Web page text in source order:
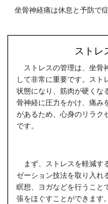
坐骨神経痛は休息と予防で
ストレ
ストレスの管理は、坐骨
して非常に重要です。スト
状態になり、筋肉が硬くな
骨神経に圧力をかけ、痛み
があるため、心身のリラク
です。
まず、ストレスを軽減す
ゼーション技法を取り入れ
瞑想、ヨガなどを行うこと
張をほぐすことができます